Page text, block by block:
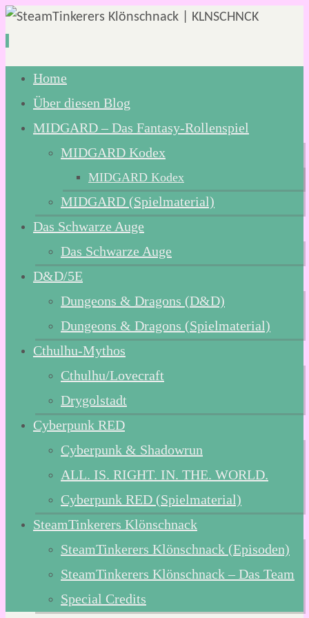
Zum
Inhalt
springen
Home
Über diesen Blog
MIDGARD – Das Fantasy-Rollenspiel
MIDGARD Kodex
MIDGARD Kodex
MIDGARD (Spielmaterial)
Das Schwarze Auge
Das Schwarze Auge
D&D/5E
Dungeons & Dragons (D&D)
Dungeons & Dragons (Spielmaterial)
Cthulhu-Mythos
Cthulhu/Lovecraft
Drygolstadt
Cyberpunk RED
Cyberpunk & Shadowrun
ALL. IS. RIGHT. IN. THE. WORLD.
Cyberpunk RED (Spielmaterial)
SteamTinkerers Klönschnack
SteamTinkerers Klönschnack (Episoden)
SteamTinkerers Klönschnack – Das Team
Special Credits